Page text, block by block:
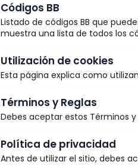
Códigos BB
Listado de códigos BB que
muestra una lista de todos los
Utilización de cookies
Esta página explica como
Términos y Reglas
Debes aceptar estos Términos
Política de privacidad
Antes de utilizar el sitio, debes